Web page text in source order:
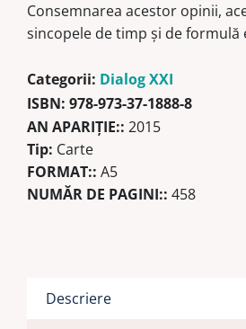
(interviuri
şi
Consemnarea acestor opinii,
sincopele de timp şi de formulă
Categorii: Dialog XXI
ISBN: 978-973-37-1888-8
AN APARIŢIE:: 2015
Tip: Carte
FORMAT:: A5
NUMĂR DE PAGINI:: 458
Descriere